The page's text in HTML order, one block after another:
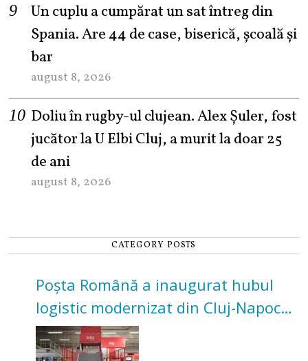
Un cuplu a cumpărat un sat întreg din
Spania. Are 44 de case, biserică, școală și
bar
august 8, 2026
Doliu în rugby-ul clujean. Alex Șuler, fost
jucător la U Elbi Cluj, a murit la doar 25
de ani
august 8, 2026
CATEGORY POSTS
Poșta Română a inaugurat hubul
logistic modernizat din Cluj-Napoca.
Investiție de 3 milioane de euro